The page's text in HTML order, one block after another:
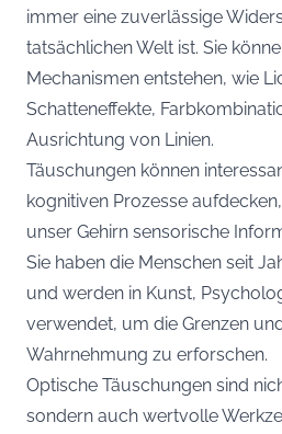
immer eine zuverlässige
tatsächlichen Welt ist. Sie
Mechanismen entstehen, wie
Schatteneffekte,
Ausrichtung von Linien.
Täuschungen können
kognitiven Prozesse
unser Gehirn sensorische
Sie haben die Menschen seit
und werden in Kunst,
verwendet, um die Grenzen
Wahrnehmung zu erforschen.
Optische Täuschungen sind
sondern auch wertvolle